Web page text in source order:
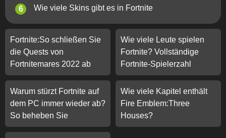
Wie viele Skins gibt es in Fortnite
Fortnite:So schließen Sie
die Quests von
Fortnitemares 2022 ab
Wie viele Leute spielen
Fortnite? Vollständige
Fortnite-Spielerzahl
Warum stürzt Fortnite auf
dem PC immer wieder ab?
So beheben Sie
Wie viele Kapitel enthält
Fire Emblem:Three
Houses?